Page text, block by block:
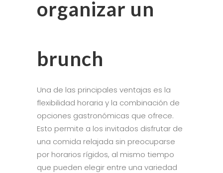
organizar un
brunch
Una de las principales ventajas es la
flexibilidad horaria y la combinación de
opciones gastronómicas que ofrece.
Esto permite a los invitados disfrutar de
una comida relajada sin preocuparse
por horarios rígidos, al mismo tiempo
que pueden elegir entre una variedad